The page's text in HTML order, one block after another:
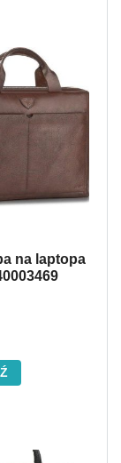
na laptopa